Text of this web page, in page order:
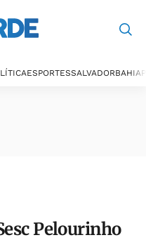
ESPORTESSALVADORBAHIA
Pelourinho